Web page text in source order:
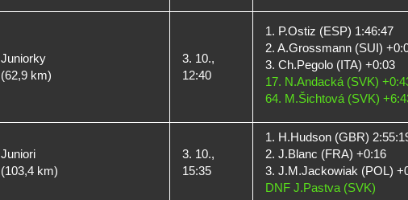
Juniorky
(62,9 km)
3. 10.,
12:40
1. P.Ostiz (ESP) 1:46:47
2. A.Grossmann (SUI)
3. Ch.Pegolo (ITA) +0:03
17. N.Andacká (SVK)
64. M.Šichtová (SVK)
Juniori
(103,4 km)
3. 10.,
15:35
1. H.Hudson (GBR)
2. J.Blanc (FRA) +0:16
3. J.M.Jackowiak (POL)
DNF J.Pastva (SVK)